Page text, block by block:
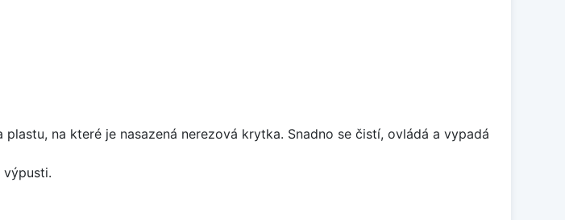
na které je nasazená nerezová krytka. Snadno se čistí, ovládá a vypadá